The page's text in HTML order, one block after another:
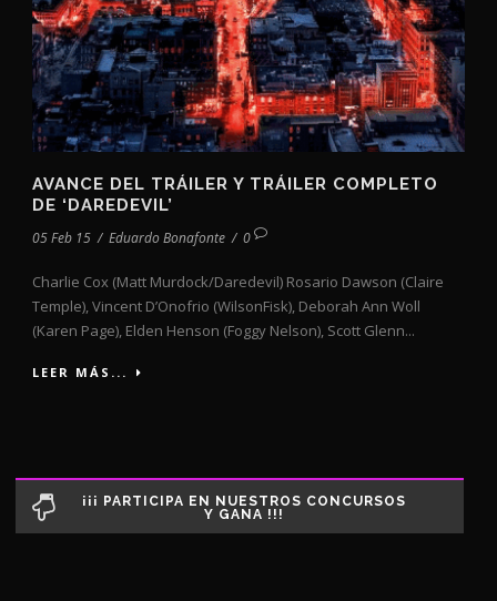
AVANCE DEL TRÁILER Y TRÁILER COMPLETO
DE ‘DAREDEVIL’
05 Feb 15 / Eduardo Bonafonte / 0
Charlie Cox (Matt Murdock/Daredevil) Rosario Dawson (Claire
Temple), Vincent D’Onofrio (WilsonFisk), Deborah Ann Woll
(Karen Page), Elden Henson (Foggy Nelson), Scott Glenn...
LEER MÁS...
¡¡¡ PARTICIPA EN NUESTROS CONCURSOS
Y GANA !!!